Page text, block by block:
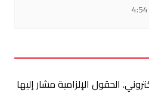
الحقول الإلزامية مشار إليها